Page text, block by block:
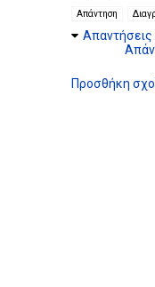
Απάντηση
Απαντήσεις
Προσθήκη